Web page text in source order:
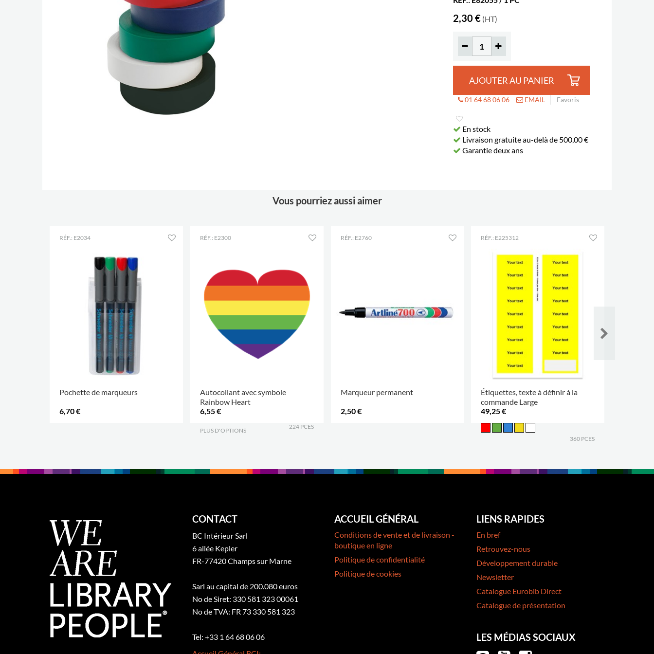
2,30 € (HT)
AJOUTER AU PANIER
01 64 68 06 06 EMAIL Favoris
En stock
Livraison gratuite au-delà de 500,00 €
Garantie deux ans
Vous pourriez aussi aimer
RÉF.: E2034
Pochette de marqueurs
6,70 €
RÉF.: E2300
Autocollant avec symbole
Rainbow Heart
6,55 €
PLUS D'OPTIONS
224 PCES
RÉF.: E2760
Marqueur permanent
2,50 €
RÉF.: E225312
Étiquettes, texte à définir à la
commande Large
49,25 €
360 PCES
CONTACT
BC Intérieur Sarl
6 allée Kepler
FR-77420 Champs sur Marne
Sarl au capital de 200.080 euros
No de Siret: 330 581 323 00061
No de TVA: FR 73 330 581 323
Tel: +33 1 64 68 06 06
ACCUEIL GÉNÉRAL
Conditions de vente et de livraison -
boutique en ligne
Politique de confidentialité
Politique de cookies
LIENS RAPIDES
En bref
Retrouvez-nous
Développement durable
Newsletter
Catalogue Eurobib Direct
Catalogue de présentation
LES MÉDIAS SOCIAUX